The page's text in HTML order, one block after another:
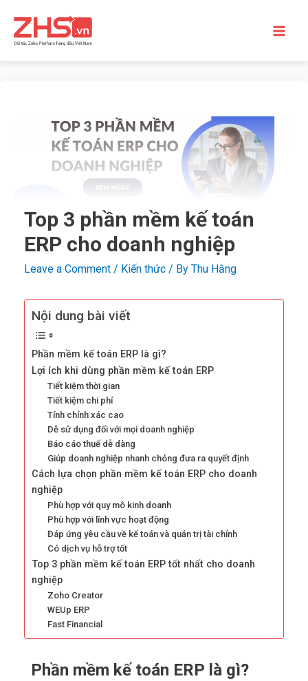
Top 3 phần mềm kế toán
ERP cho doanh nghiệp
Leave a Comment / Kiến thức / By Thu Hằng
Nội dung bài viết
Phần mềm kế toán ERP là gì?
Lợi ích khi dùng phần mềm kế toán ERP
Tiết kiệm thời gian
Tiết kiệm chi phí
Tính chính xác cao
Dễ sử dụng đối với mọi doanh nghiệp
Báo cáo thuế dễ dàng
Giúp doanh nghiệp nhanh chóng đưa ra quyết định
Cách lựa chọn phần mềm kế toán ERP cho doanh
nghiệp
Phù hợp với quy mô kinh doanh
Phù hợp với lĩnh vực hoạt động
Đáp ứng yêu cầu về kế toán và quản trị tài chính
Có dịch vụ hỗ trợ tốt
Top 3 phần mềm kế toán ERP tốt nhất cho doanh
nghiệp
Zoho Creator
WEUp ERP
Fast Financial
Phần mềm kế toán ERP là gì?